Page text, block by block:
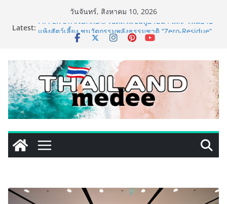
วันจันทร์, สิงหาคม 10, 2026
Latest: PIPPER STANDARD® เปิดตัวแชมพูอาบน้ำ และ โฟมอาบ
แห้งสัตว์เลี้ยง ชูนวัตกรรมพลังธรรมชาติ “Zero-Residue”
เริ่มแล้ว! อ.ต.ก.แฟร์ 4 ภาค @ภาคกลาง “มนต์เสน่ห์เกษตร
ไทย สู่ใจกลางมหานคร” ชวนชิม ช้อป สินค้าเกษตร
คุณภาพจากทั่วไทย วันนี้ – 8 สิงหาคมนี้ ณ ลานคนเมือง
ททท. ประกาศความสำเร็จ Village to the World Season
5 ผนึก 9 พันธมิตร ขับเคลื่อน ESG Tourism สืบสานพระ
ราชปณิธาน สร้างคุณค่าการท่องเที่ยวไทยอย่างยั่งยืน
เหิงลี่ แมนูแฟคเจอริ่ง เทคโนโลยี (ไทยแลนด์) เปิดโรงงาน
แห่งใหม่ในชลบุรี เดินหน้าขยายฐานการผลิตสู่เอเชียตะวัน
ออกเฉียงใต้ เสริมแกร่งยุทธศาสตร์ระดับโลก
LORDNINE จัดศึกคนดังสายเกม ไทย ปะทะ ฟิลิปปินส์ ใน
“Rise of the Tenth Lord” เปิดสงครามกิลด์ข้ามประเทศ